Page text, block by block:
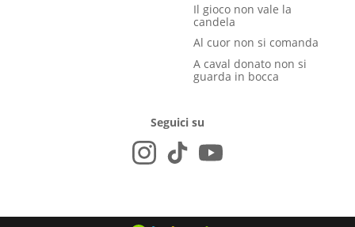
Il gioco non vale la
candela
Al cuor non si comanda
A caval donato non si
guarda in bocca
Seguici su